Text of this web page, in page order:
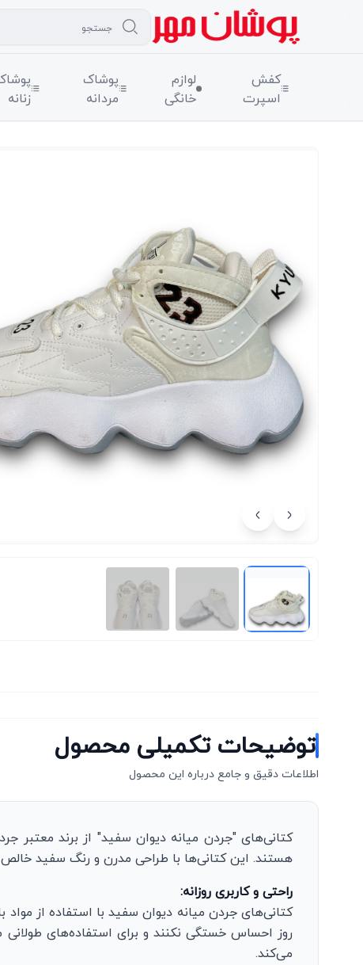
کفش
اسپرت
لوازم
خانگی
پوشاک
مردانه
زنانه
توضیحات تکمیلی محصول
اطلاعات دقیق و جامع درباره این محصول
کتانی‌های "جردن میانه دیوان سفید" از برند معتبر
هستند. این کتانی‌ها با طراحی مدرن و رنگ سفید خالص،
راحتی و کاربری روزانه:
کتانی‌های جردن میانه دیوان سفید با استفاده از
روز احساس خستگی نکنند و برای استفاده‌های
می‌کند.